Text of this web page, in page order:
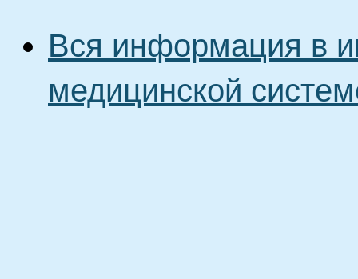
Вся информация в
медицинской